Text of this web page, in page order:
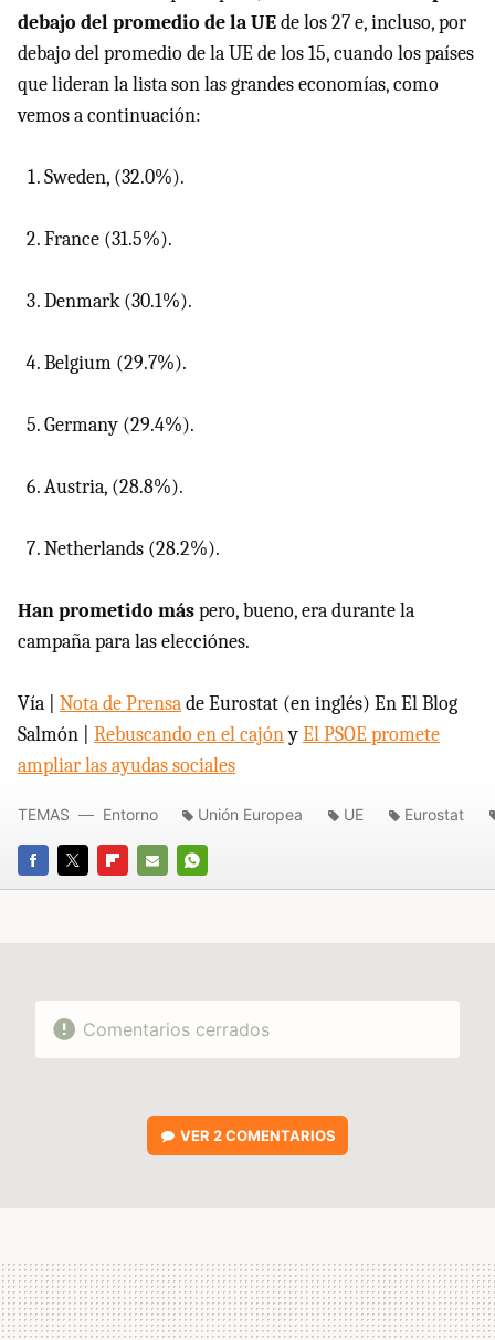
debajo del promedio de la UEde los 27 e, incluso, por
debajo del promedio de la UE de los 15, cuando los países
que lideran la lista son las grandes economías, como
vemos a continuación:
Sweden, (32.0%).
France (31.5%).
Denmark (30.1%).
Belgium (29.7%).
Germany (29.4%).
Austria, (28.8%).
Netherlands (28.2%).
Han prometido máspero, bueno, era durante la
campaña para las elecciónes.
Vía | Nota de Prensade Eurostat (en inglés) En El Blog
Salmón | Rebuscando en el cajónyEl PSOE promete
ampliar las ayudas sociales
FACEBOOK
TWITTERFLIPBOARD
E-
WHATSAPP
TEMAS Entorno Unión Europea UE Eurostat
Comentarios cerrados
VER2 COMENTARIOS